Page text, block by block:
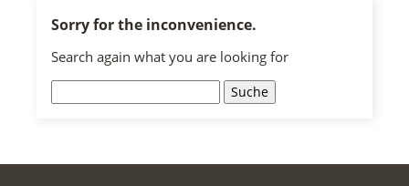
Sorry for the inconvenience.
Search again what you are looking for
Suche